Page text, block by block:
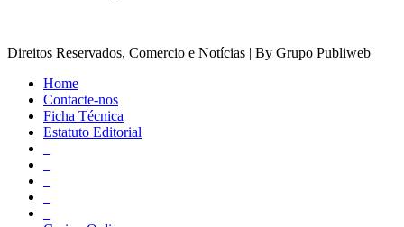
Direitos Reservados, Comercio e Notícias | By Grupo Publiweb
Home
Contacte-nos
Ficha Técnica
Estatuto Editorial